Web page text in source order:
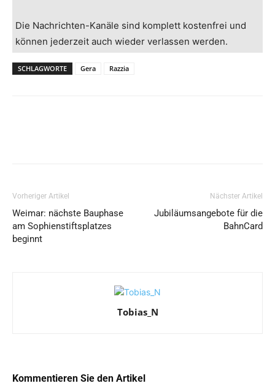
Die Nachrichten-Kanäle sind komplett kostenfrei und
können jederzeit auch wieder verlassen werden.
SCHLAGWORTE Gera Razzia
Vorheriger Artikel
Weimar: nächste Bauphase
am Sophienstiftsplatzes
beginnt
Nächster Artikel
Jubiläumsangebote für die
BahnCard
Tobias_N
Kommentieren Sie den Artikel